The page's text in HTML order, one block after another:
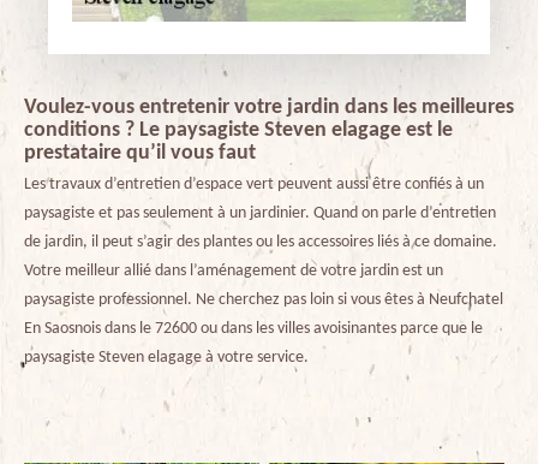
Voulez-vous entretenir votre jardin dans les meilleures
conditions ? Le paysagiste Steven elagage est le
prestataire qu’il vous faut
Les travaux d’entretien d’espace vert peuvent aussi être confiés à un
paysagiste et pas seulement à un jardinier. Quand on parle d’entretien
de jardin, il peut s’agir des plantes ou les accessoires liés à ce domaine.
Votre meilleur allié dans l’aménagement de votre jardin est un
paysagiste professionnel. Ne cherchez pas loin si vous êtes à Neufchatel
En Saosnois dans le 72600 ou dans les villes avoisinantes parce que le
paysagiste Steven elagage à votre service.